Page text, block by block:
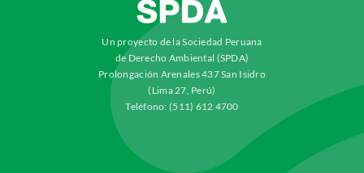
Un proyecto de la Sociedad Peruana
de Derecho Ambiental (SPDA)
Prolongación Arenales 437 San Isidro
(Lima 27, Perú)
Teléfono: (511) 612 4700